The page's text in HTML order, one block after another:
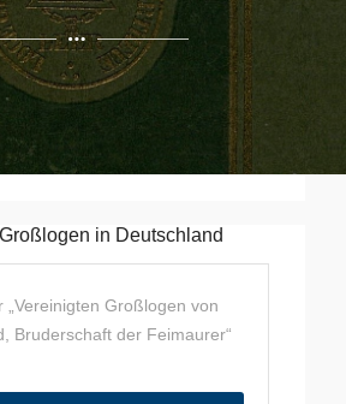
in Deutschland
„Vereinigten Großlogen von
Bruderschaft der Feimaurer“